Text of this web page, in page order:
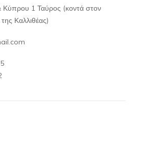
Κύπρου 1 Ταύρος (κοντά στον
Καλλιθέας)